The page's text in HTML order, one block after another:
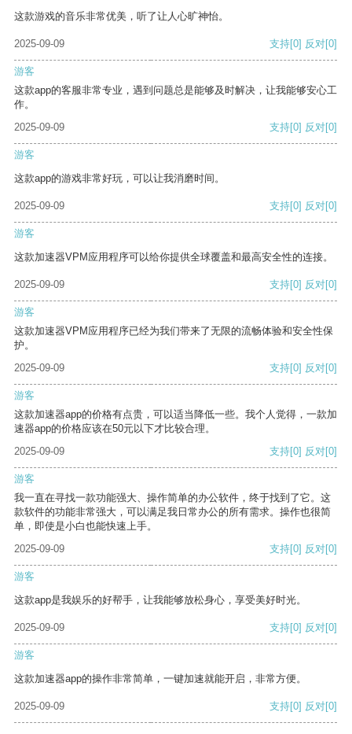
这款游戏的音乐非常优美，听了让人心旷神怡。
2025-09-09 支持[0] 反对[0]
游客
这款app的客服非常专业，遇到问题总是能够及时解决，让我能够安心工
作。
2025-09-09
支持[0] 反对[0]
游客
这款app的游戏非常好玩，可以让我消磨时间。
2025-09-09 支持[0] 反对[0]
游客
这款加速器VPM应用程序可以给你提供全球覆盖和最高安全性的连接。
2025-09-09 支持[0] 反对[0]
游客
这款加速器VPM应用程序已经为我们带来了无限的流畅体验和安全性保
护。
2025-09-09
支持[0] 反对[0]
游客
这款加速器app的价格有点贵，可以适当降低一些。我个人觉得，一款加
速器app的价格应该在50元以下才比较合理。
2025-09-09
支持[0] 反对[0]
游客
我一直在寻找一款功能强大、操作简单的办公软件，终于找到了它。这
款软件的功能非常强大，可以满足我日常办公的所有需求。操作也很简
单，即使是小白也能快速上手。
2025-09-09
支持[0] 反对[0]
游客
这款app是我娱乐的好帮手，让我能够放松身心，享受美好时光。
2025-09-09 支持[0] 反对[0]
游客
这款加速器app的操作非常简单，一键加速就能开启，非常方便。
2025-09-09 支持[0] 反对[0]